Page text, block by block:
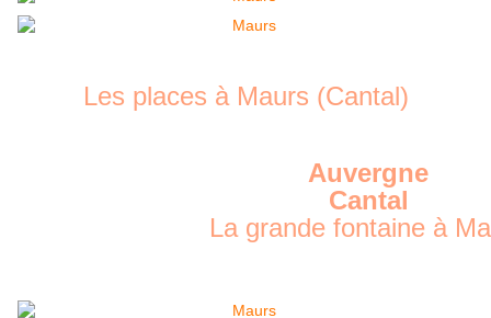
Les places à Maurs (Cantal)
Auvergne
Cantal
La grande fontaine à